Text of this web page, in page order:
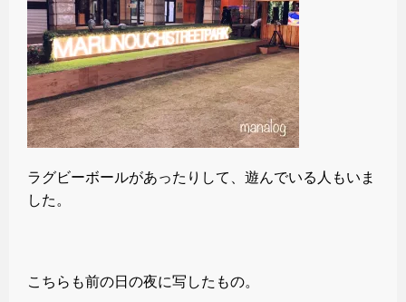
ラグビーボールがあったりして、遊んでいる人もいま
した。
こちらも前の日の夜に写したもの。